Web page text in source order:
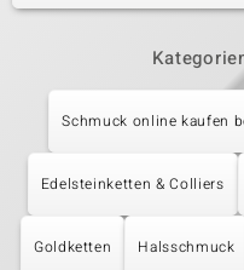
Schmuck online kaufen
Edelsteinketten & Colliers
Goldketten Halsschmuck